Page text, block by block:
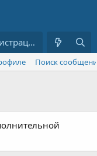
Пользователи
Регистрация
Поиск